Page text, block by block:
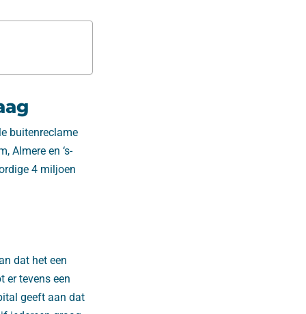
buitenreclame
Almere en ‘s-
4 miljoen
dat het een
er tevens een
geeft aan dat